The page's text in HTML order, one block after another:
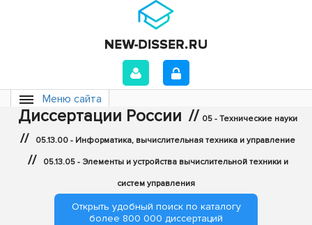
Меню сайта
Диссертации России // 05 - Технические науки
// 05.13.00 - Информатика, вычислительная техника и управление
// 05.13.05 - Элементы и устройства вычислительной техники и
систем управления
Открыть удобный поиск по каталогу
более 800 000 диссертаций